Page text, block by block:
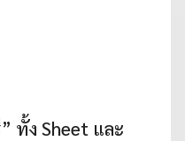
ทั้ง Sheet และ